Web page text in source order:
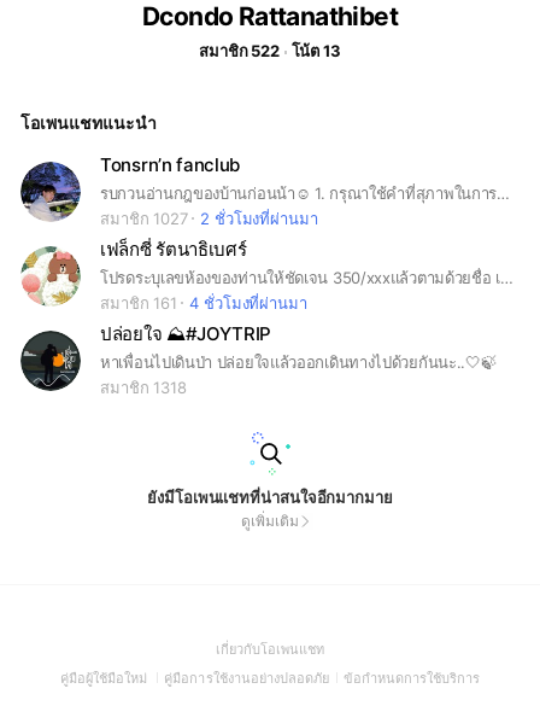
Dcondo Rattanathibet
สมาชิก 522 โน้ต 13
โอเพนแชทแนะนำ
Tonsrn’n fanclub
รบกวนอ่านกฎของบ้านก่อนน้า☺️ 1. กรุณาใช้คำที่สุภาพในการพูดคุยกัน​ในบ้าน 2. หากต้องการนำรูปในบ้านไ​ปโพสต์ที่อื่นควรให้เครดิตเจ้าของภาพด้วยนะคะเพื่อให้เกียรติ​ซึ่งกันและกัน 3. ไม่พาดพิงหรือนำเรื่องของศิลปินท่านอื่นมาพูดคุยในบ้านให้เกียรติน้องต้นและศิลปินท่านอื่นด้วยนะคะ 4. เคารพซึ่งกันและกัน อยู่ด้วยกันเป็นพี่น้อง 5. หากพบเห็นข่าว รูป คอมเมนท์ที่เกี่ยวกับต้นสามารถนำลงมาแชร์กันในกลุ่มได้น๊า 6. ไม่แชร์โพสต์โฆษณา อะไรใดๆลงกลุ่ม!!! 7. ใครทำผิดข้อตกลงที่กล่าวมาข้างต้น ไม่ว่าในกรณีใดๆ แอดมินขออนุญาตเชิญออกจากกลุ่มนะคะ 8. มีข้อสงสัยสามารถสอบถามมาได้ทุกช่องทางของ Official 9. กลุ่มเรา ต่างคนต่างที่มา เราจำเป็นต้องมีข้อตกลงขึ้นมา เพื่อระเบียบและความเข้าใจกันในกลุ่ม อยากให้ทุกคนมีความสุขที่อยู่บ้านของต้นหลังนี้นะคะ 🙏ขอบคุณทุกคนที่เข้าใจ รักแฟนคลับต้นทุกคนนะคะ เดินเคียงข้างกับต้นไปด้วยกันนะคะ :) ❤🏡
สมาชิก 1027
2 ชั่วโมงที่ผ่านมา
เฟล็กซี่ รัตนาธิเบศร์
โปรดระบุเลขห้องของท่านให้ชัดเจน 350/xxxแล้วตามด้วยชื่อ เช่น 350/475 Admin
สมาชิก 161
4 ชั่วโมงที่ผ่านมา
ปล่อยใจ ⛰️#JOYTRIP
หาเพื่อนไปเดินป่า ปล่อยใจแล้วออกเดินทางไปด้วยกันนะ..🤍🍃
สมาชิก 1318
ยังมีโอเพนแชทที่น่าสนใจอีกมากมาย
ดูเพิ่มเติม
เกี่ยวกับโอเพนแชท(Open
in
คู่มือผู้ใช้มือใหม่
(Open
คู่มือการใช้งานอย่างปลอดภัย(Open
ข้อกำหนดการใช้บริการ(Open